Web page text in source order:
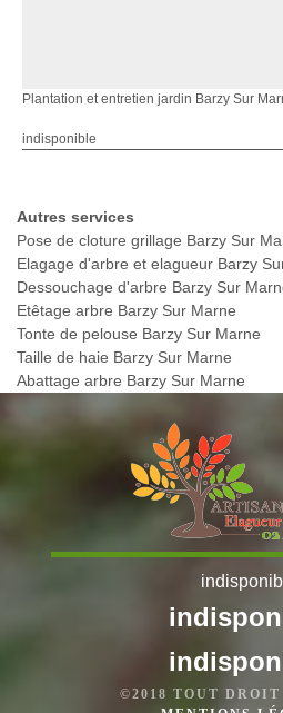
Plantation et entretien jardin Barzy Sur
indisponible
Autres services
Pose de cloture grillage Barzy Sur
Elagage d'arbre et elagueur Barzy
Dessouchage d'arbre Barzy Sur
Etêtage arbre Barzy Sur Marne
Tonte de pelouse Barzy Sur Marne
Taille de haie Barzy Sur Marne
Abattage arbre Barzy Sur Marne
©2018 TOUT DROIT